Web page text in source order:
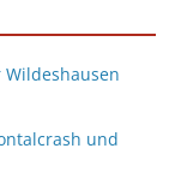
und